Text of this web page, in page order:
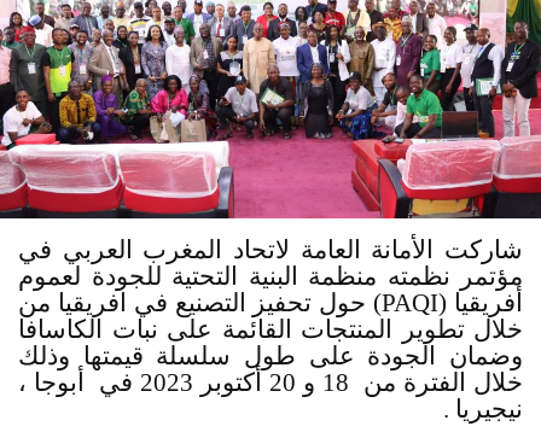
شاركت الأمانة العامة لاتحاد المغرب العربي في
مؤتمر نظمته منظمة البنية التحتية للجودة لعموم
أفريقيا (PAQI) حول تحفيز التصنيع في افريقيا من
خلال تطوير المنتجات القائمة على نبات الكاسافا
وضمان الجودة على طول سلسلة قيمتها وذلك
خلال الفترة من 18 و 20 أكتوبر 2023 في أبوجا ،
نيجيريا .